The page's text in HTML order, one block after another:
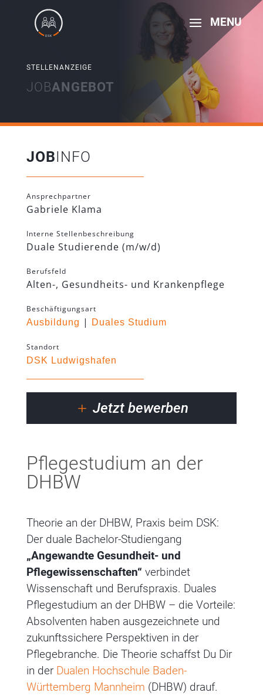
STELLENANZEIGE
JOB­ANGEBOT
Pflegestudium an der
DHBW
Theorie an der DHBW, Praxis beim DSK:
Der duale Bachelor-Studiengang
„Angewandte Gesundheit- und
Pflegewissenschaften“ verbindet
Wissenschaft und Berufspraxis. Duales
Pflegestudium an der DHBW – die Vorteile:
Absolventen haben ausgezeichnete und
zukunftssichere Perspektiven in der
Pflegebranche. Die Theorie schaffst Du Dir
in der Dualen Hochschule Baden-
Württemberg Mannheim (DHBW) drauf.
JOBINFO
Ansprechpartner
Gabriele Klama
Interne Stellenbeschreibung
Duale Studierende (m/w/d)
Berufsfeld
Alten-, Gesundheits- und Krankenpflege
Beschäftigungsart
Ausbildung | Duales Studium
Standort
DSK Ludwigshafen
Jetzt bewerben